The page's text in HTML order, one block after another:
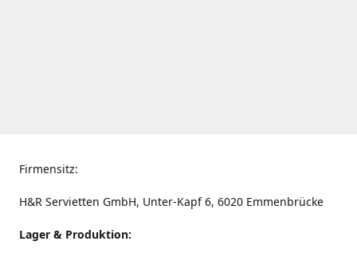
Firmensitz:
H&R Servietten GmbH, Unter-Kapf 6, 6020 Emmenbrücke
Lager & Produktion: